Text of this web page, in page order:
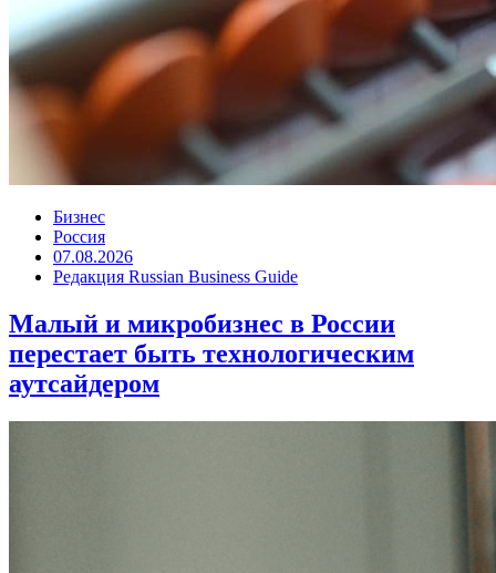
Бизнес
Россия
07.08.2026
Редакция Russian Business Guide
Малый и микробизнес в России
перестает быть технологическим
аутсайдером